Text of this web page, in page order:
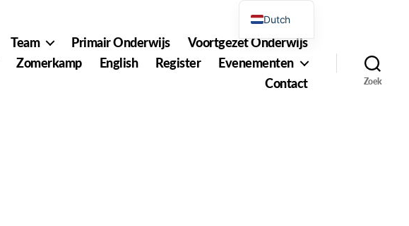
Team Primair Onderwijs
Voortgezet Onderwijs
Zomerkamp English Register
Evenementen
Contact
Zoek
Dutch
English